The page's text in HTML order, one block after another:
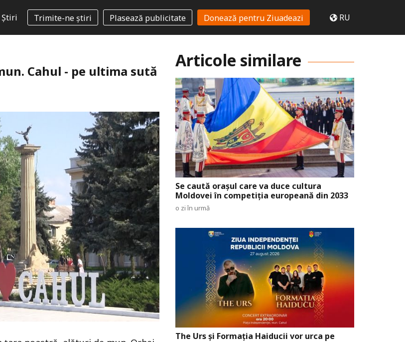
Știri Trimite-ne știri Plasează publicitate Donează pentru Ziuadeazi RU
Cahul - pe ultima sută
Articole similare
Se caută orașul care va duce cultura
Moldovei în competiția europeană din 2033
o zi în urmă
The Urs și Formația Haiducii vor urca pe